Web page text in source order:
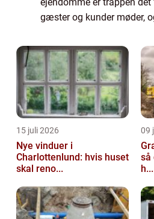
ejendomme er trappen det
gæster og kunder møder,
tror. Når man taler om
han...
15 juli 2026
Nye vinduer i
Charlottenlund: hvis huset
skal reno...
09
så
h...